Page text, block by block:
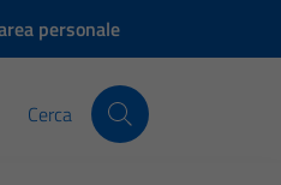
personale
Cerca